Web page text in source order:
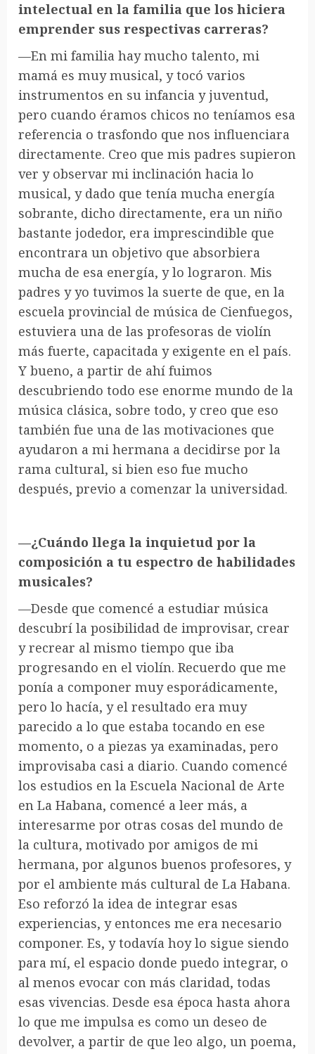
intelectual en la familia que los hiciera
emprender sus respectivas carreras?
—En mi familia hay mucho talento, mi
mamá es muy musical, y tocó varios
instrumentos en su infancia y juventud,
pero cuando éramos chicos no teníamos esa
referencia o trasfondo que nos influenciara
directamente. Creo que mis padres supieron
ver y observar mi inclinación hacia lo
musical, y dado que tenía mucha energía
sobrante, dicho directamente, era un niño
bastante jodedor, era imprescindible que
encontrara un objetivo que absorbiera
mucha de esa energía, y lo lograron. Mis
padres y yo tuvimos la suerte de que, en la
escuela provincial de música de Cienfuegos,
estuviera una de las profesoras de violín
más fuerte, capacitada y exigente en el país.
Y bueno, a partir de ahí fuimos
descubriendo todo ese enorme mundo de la
música clásica, sobre todo, y creo que eso
también fue una de las motivaciones que
ayudaron a mi hermana a decidirse por la
rama cultural, si bien eso fue mucho
después, previo a comenzar la universidad.
—¿Cuándo llega la inquietud por la
composición a tu espectro de habilidades
musicales?
—Desde que comencé a estudiar música
descubrí la posibilidad de improvisar, crear
y recrear al mismo tiempo que iba
progresando en el violín. Recuerdo que me
ponía a componer muy esporádicamente,
pero lo hacía, y el resultado era muy
parecido a lo que estaba tocando en ese
momento, o a piezas ya examinadas, pero
improvisaba casi a diario. Cuando comencé
los estudios en la Escuela Nacional de Arte
en La Habana, comencé a leer más, a
interesarme por otras cosas del mundo de
la cultura, motivado por amigos de mi
hermana, por algunos buenos profesores, y
por el ambiente más cultural de La Habana.
Eso reforzó la idea de integrar esas
experiencias, y entonces me era necesario
componer. Es, y todavía hoy lo sigue siendo
para mí, el espacio donde puedo integrar, o
al menos evocar con más claridad, todas
esas vivencias. Desde esa época hasta ahora
lo que me impulsa es como un deseo de
devolver, a partir de que leo algo, un poema,